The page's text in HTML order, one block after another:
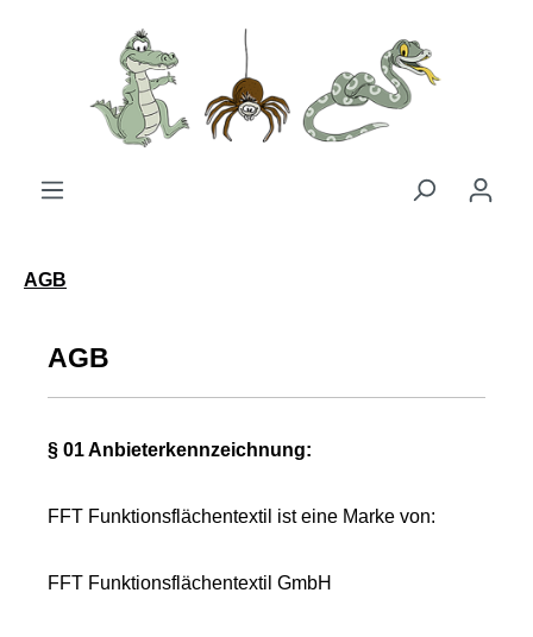
Zum Hauptinhalt springen
AGB
AGB
§ 01 Anbieterkennzeichnung:
FFT Funktionsflächentextil ist eine Marke von:
FFT Funktionsflächentextil GmbH